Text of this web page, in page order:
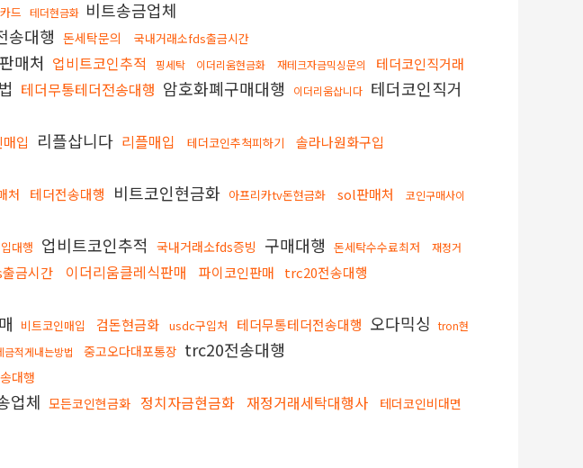
드 테더현금화 비트송금업체
송대행 돈세탁문의
국내거래소fds출금시간
매처 업비트코인추적 핑세탁 이더리움현금화 재테크자금믹싱문의 테더코인직거래
테더무통테더전송대행 암호화폐구매대행 이더리움삽니다 테더코인직거
입 리플삽니다 리플매입 테더코인추척피하기
솔라나원화구입
처 테더전송대행 비트코인현금화 아프리카tv돈현금화 sol판매처
코인구매사이
대행 업비트코인추적 국내거래소fds증빙 구매대행 돈세탁수수료최저
재정거
금시간 이더리움클레식판매 파이코인판매
trc20전송대행
비트코인매입 검돈현금화 usdc구입처 테더무통테더전송대행 오다믹싱 tron현
금적게내는방법 중고오다대포통장 trc20전송대행
대행
업체 모든코인현금화 정치자금현금화 재정거래세탁대행사
테더코인비대면